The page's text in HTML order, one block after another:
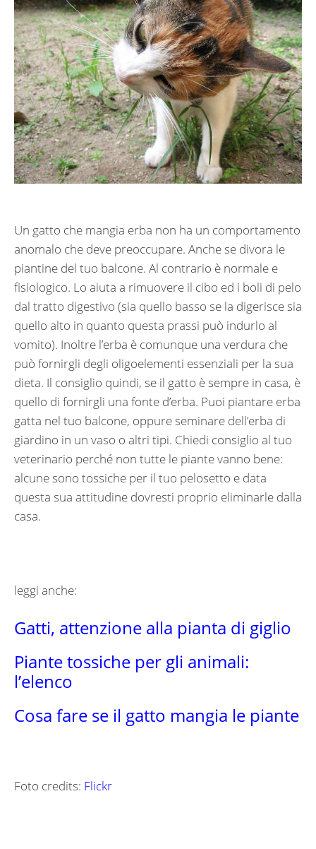
Un gatto che mangia erba non ha un comportamento
anomalo che deve preoccupare. Anche se divora le
piantine del tuo balcone. Al contrario è normale e
fisiologico. Lo aiuta a rimuovere il cibo ed i boli di pelo
dal tratto digestivo (sia quello basso se la digerisce sia
quello alto in quanto questa prassi può indurlo al
vomito). Inoltre l’erba è comunque una verdura che
può fornirgli degli oligoelementi essenziali per la sua
dieta. Il consiglio quindi, se il gatto è sempre in casa, è
quello di fornirgli una fonte d’erba. Puoi piantare erba
gatta nel tuo balcone, oppure seminare dell’erba di
giardino in un vaso o altri tipi. Chiedi consiglio al tuo
veterinario perché non tutte le piante vanno bene:
alcune sono tossiche per il tuo pelosetto e data
questa sua attitudine dovresti proprio eliminarle dalla
casa.
leggi anche:
Gatti, attenzione alla pianta di giglio
Piante tossiche per gli animali:
l’elenco
Cosa fare se il gatto mangia le piante
Foto credits: Flickr